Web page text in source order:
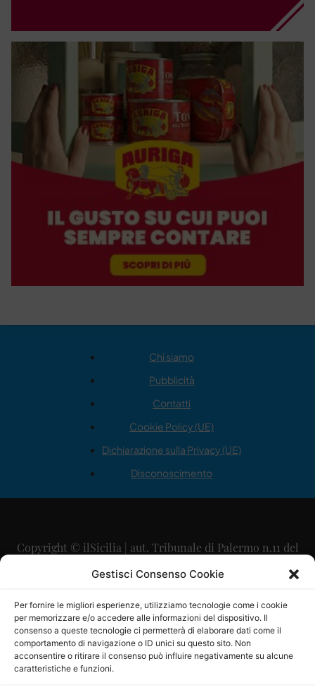
Gestisci Consenso Cookie
Per fornire le migliori esperienze, utilizziamo tecnologie come i cookie
per memorizzare e/o accedere alle informazioni del dispositivo. Il
consenso a queste tecnologie ci permetterà di elaborare dati come il
comportamento di navigazione o ID unici su questo sito. Non
acconsentire o ritirare il consenso può influire negativamente su alcune
caratteristiche e funzioni.
Chi siamo
Pubblicità
Contatti
Cookie Policy (UE)
Dichiarazione sulla Privacy (UE)
Disconoscimento
Copyright © ilSicilia | aut. Tribunale di Palermo n.11 del
29/09/2015
Direttore Editoriale: Maurizio Scaglione
Direttore Responsabile: Maria Calabrese